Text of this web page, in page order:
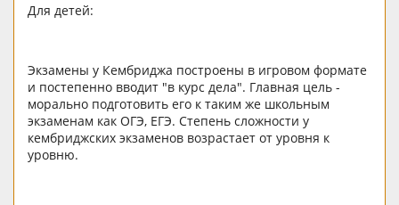
Для детей:
Экзамены у Кембриджа построены в игровом формате
и постепенно вводит "в курс дела". Главная цель -
морально подготовить его к таким же школьным
экзаменам как ОГЭ, ЕГЭ. Степень сложности у
кембриджских экзаменов возрастает от уровня к
уровню.